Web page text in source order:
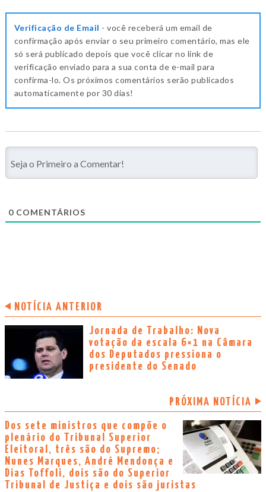
Verificação de Email - você receberá um email de
confirmação após enviar o seu primeiro comentário, mas ele
só será publicado depois que você clicar no link de
verificação enviado para a sua conta de e-mail para
confirma-lo. Os próximos comentários serão publicados
automaticamente por 30 dias!
0 COMENTÁRIOS
NOTÍCIA ANTERIOR
Jornada de Trabalho: Nova
votação da escala 6×1 na Câmara
dos Deputados pressiona o
presidente do Senado
PRÓXIMA NOTÍCIA
Dos sete ministros que compõe o
plenário do Tribunal Superior
Eleitoral, três são do Supremo;
Nunes Marques, André Mendonça e
Dias Toffoli, dois são do Superior
Tribunal de Justiça e dois são juristas